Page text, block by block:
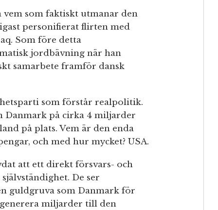
vem som faktiskt utmanar den
personifierat flirten med
Som före detta
jordbävning när han
samarbete framför dansk
som förstår realpolitik.
Danmark på cirka 4 miljarder
på plats. Vem är den enda
och med hur mycket? USA.
att ett direkt försvars- och
De ser
guldgruva som Danmark för
miljarder till den